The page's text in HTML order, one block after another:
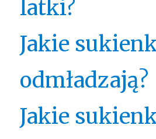
latki?
Jakie
odmładzają?
Jakie